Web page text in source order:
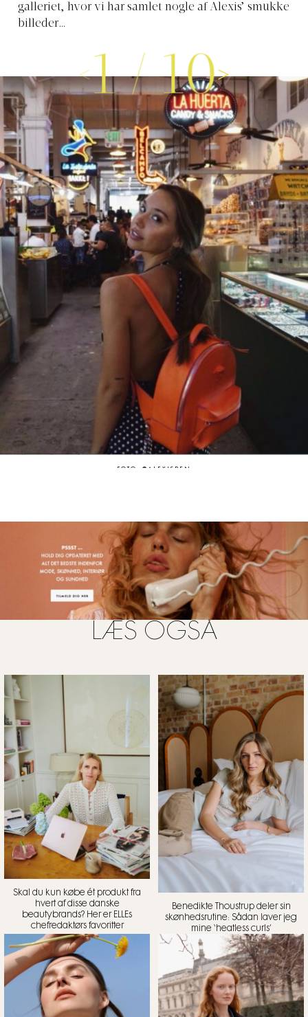
galleriet, hvor vi har samlet nogle af Alexis’ smukke
billeder…
1/10
FOTO: @ALEXISREN
LÆS OGSÅ
Skal du kun købe ét produkt fra
hvert af disse danske
beautybrands? Her er ELLEs
chefredaktørs favoritter
Benedikte Thoustrup deler sin
skønhedsrutine: Sådan laver jeg
mine ‘heatless curls’